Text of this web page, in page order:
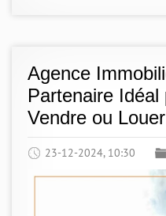
Agence
Partenaire Idéal
Vendre ou Louer
23-12-2024, 10:30